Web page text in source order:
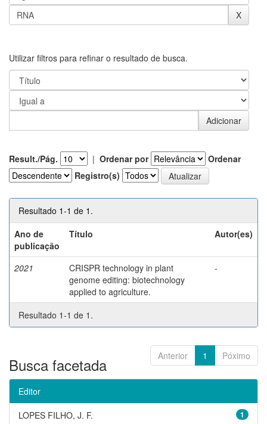
Utilizar filtros para refinar o resultado de busca.
Result./Pág. | Ordenar por
Ordenar
Registro(s)
Resultado 1-1 de 1.
Ano de
publicação
Título Autor(es)
2021
CRISPR technology in plant
genome editing: biotechnology
applied to agriculture.
-
Resultado 1-1 de 1.
Anterior 1 Póximo
Busca facetada
Editor
1
LOPES FILHO, J. F.